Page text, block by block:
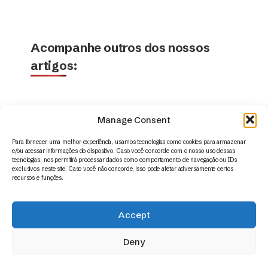
Manage Consent
Para fornecer uma melhor experiência, usamos tecnologias como cookies para armazenar
e/ou acessar informações do dispositivo. Caso você concorde com o nosso uso dessas
tecnologias, nos permitirá processar dados como comportamento de navegação ou IDs
exclusivos neste site. Caso você não concorde, isso pode afetar adversamente certos
recursos e funções.
Accept
Deny
Acompanhe outros dos nossos
artigos:
© 2014 – 2026 | Appus HR Analytics – www.appus.com –